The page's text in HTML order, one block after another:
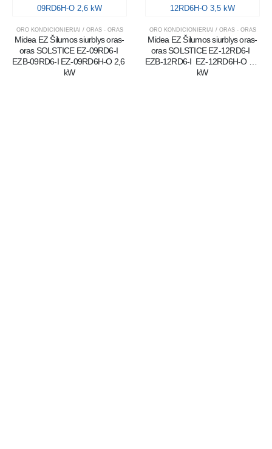
ORO KONDICIONIERIAI / ORAS - ORAS
Midea EZ Šilumos siurblys oras-
oras SOLSTICE EZ-09RD6-I
EZB-09RD6-I EZ-09RD6H-O 2,6
kW
ORO KONDICIONIERIAI / ORAS - ORAS
Midea EZ Šilumos siurblys oras-
oras SOLSTICE EZ-12RD6-I
EZB-12RD6-I  EZ-12RD6H-O 3,5
kW